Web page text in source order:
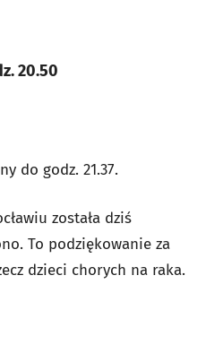
20.50
do godz. 21.37.
została dziś
To podziękowanie za
dzieci chorych na raka.